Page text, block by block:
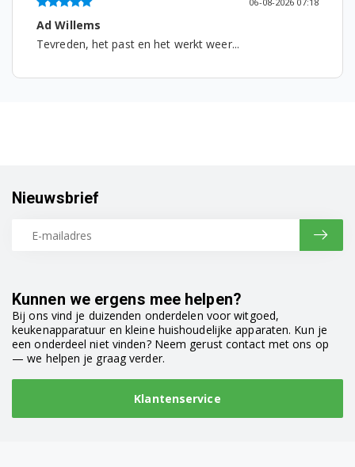
Ad Willems
Tevreden, het past en het werkt weer...
Kunnen we ergens mee helpen?
Bij ons vind je duizenden onderdelen voor witgoed,
keukenapparatuur en kleine huishoudelijke apparaten. Kun je
een onderdeel niet vinden? Neem gerust contact met ons op
— we helpen je graag verder.
Klantenservice
Nieuwsbrief